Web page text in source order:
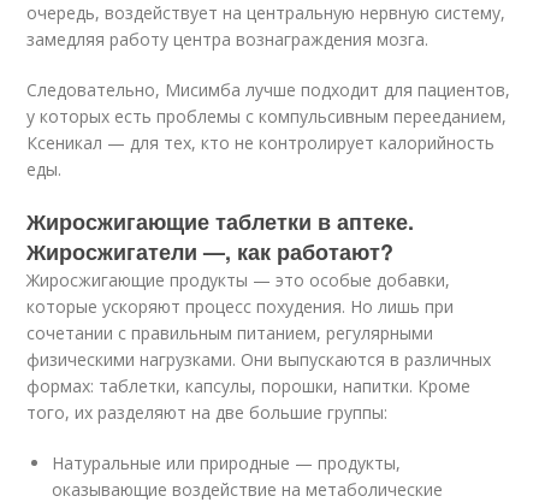
очередь, воздействует на центральную нервную систему,
замедляя работу центра вознаграждения мозга.
Следовательно, Мисимба лучше подходит для пациентов,
у которых есть проблемы с компульсивным перееданием,
Ксеникал — для тех, кто не контролирует калорийность
еды.
Жиросжигающие таблетки в аптеке.
Жиросжигатели —, как работают?
Жиросжигающие продукты — это особые добавки,
которые ускоряют процесс похудения. Но лишь при
сочетании с правильным питанием, регулярными
физическими нагрузками. Они выпускаются в различных
формах: таблетки, капсулы, порошки, напитки. Кроме
того, их разделяют на две большие группы:
Натуральные или природные — продукты,
оказывающие воздействие на метаболические